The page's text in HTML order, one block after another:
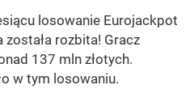
losowanie Eurojackpot
rozbita! Gracz
137 mln złotych.
w tym losowaniu.